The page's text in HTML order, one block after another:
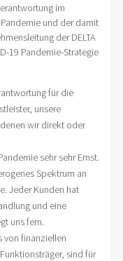
im
und der damit
der DELTA
19 Pandemie-Strategie
für die
unsere
wir direkt oder
sehr sehr Ernst.
Spektrum an
Jeder Kunden hat
und eine
uns fern.
von finanziellen
sind für